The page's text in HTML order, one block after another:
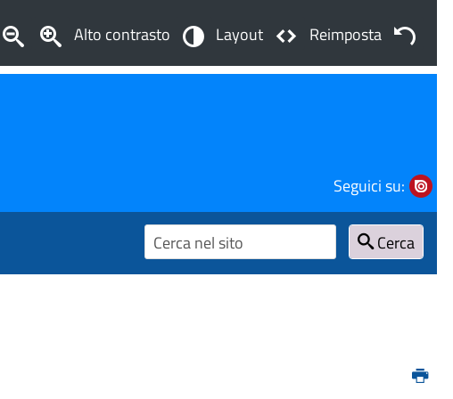
Alto contrasto Layout Reimposta
Seguici su:
Cerca